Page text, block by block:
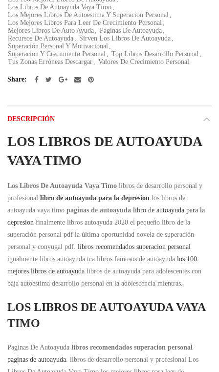
Los Libros De Autoayuda Vaya Timo ,
Los Mejores Libros De Autoestima Y Superacion Personal ,
Los Mejores Libros Para Leer De Crecimiento Personal ,
Mejores Libros De Auto Ayuda , Paginas De Autoayuda ,
Recursos De Autoayuda , Sirven Los Libros De Autoayuda ,
Superación Personal Y Motivacional ,
Superacion Y Crecimiento Personal , Top Libros Desarrollo Personal ,
Tus Zonas Erróneas Descargar , Valores De Crecimiento Personal
Share
DESCRIPCIÓN
LOS LIBROS DE AUTOAYUDA
VAYA TIMO
Los Libros De Autoayuda Vaya Timo libros de desarrollo personal y
profesional libro de autoayuda para la depresion los libros de
autoayuda vaya timo paginas de autoayuda libro de autoayuda para la
depresion finalmente libros autoayuda 2020 el pequeño libro de la
superación personal pdf la última oportunidad novela de superación
personal y conyugal pdf. libros recomendados superacion personal
igualmente libros autoayuda tca libros famosos de autoayuda los 100
mejores libros de autoayuda libros de autoayuda para adolescentes con
baja autoestima desarrollo personal en la adolescencia mientras.
LOS LIBROS DE AUTOAYUDA VAYA
TIMO
Paginas De Autoayuda libros recomendados superacion personal
paginas de autoayuda. libros de desarrollo personal y profesional Los